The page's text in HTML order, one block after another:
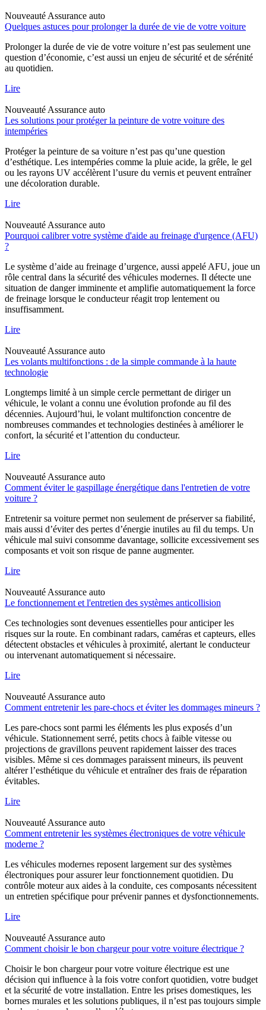
Nouveauté Assurance auto
Quelques astuces pour prolonger la durée de vie de votre voiture
Prolonger la durée de vie de votre voiture n’est pas seulement une
question d’économie, c’est aussi un enjeu de sécurité et de sérénité
au quotidien.
Lire
Nouveauté Assurance auto
Les solutions pour protéger la peinture de votre voiture des
intempéries
Protéger la peinture de sa voiture n’est pas qu’une question
d’esthétique. Les intempéries comme la pluie acide, la grêle, le gel
ou les rayons UV accélèrent l’usure du vernis et peuvent entraîner
une décoloration durable.
Lire
Nouveauté Assurance auto
Pourquoi calibrer votre système d'aide au freinage d'urgence (AFU)
?
Le système d’aide au freinage d’urgence, aussi appelé AFU, joue un
rôle central dans la sécurité des véhicules modernes. Il détecte une
situation de danger imminente et amplifie automatiquement la force
de freinage lorsque le conducteur réagit trop lentement ou
insuffisamment.
Lire
Nouveauté Assurance auto
Les volants multifonctions : de la simple commande à la haute
technologie
Longtemps limité à un simple cercle permettant de diriger un
véhicule, le volant a connu une évolution profonde au fil des
décennies. Aujourd’hui, le volant multifonction concentre de
nombreuses commandes et technologies destinées à améliorer le
confort, la sécurité et l’attention du conducteur.
Lire
Nouveauté Assurance auto
Comment éviter le gaspillage énergétique dans l'entretien de votre
voiture ?
Entretenir sa voiture permet non seulement de préserver sa fiabilité,
mais aussi d’éviter des pertes d’énergie inutiles au fil du temps. Un
véhicule mal suivi consomme davantage, sollicite excessivement ses
composants et voit son risque de panne augmenter.
Lire
Nouveauté Assurance auto
Le fonctionnement et l'entretien des systèmes anticollision
Ces technologies sont devenues essentielles pour anticiper les
risques sur la route. En combinant radars, caméras et capteurs, elles
détectent obstacles et véhicules à proximité, alertant le conducteur
ou intervenant automatiquement si nécessaire.
Lire
Nouveauté Assurance auto
Comment entretenir les pare-chocs et éviter les dommages mineurs ?
Les pare-chocs sont parmi les éléments les plus exposés d’un
véhicule. Stationnement serré, petits chocs à faible vitesse ou
projections de gravillons peuvent rapidement laisser des traces
visibles. Même si ces dommages paraissent mineurs, ils peuvent
altérer l’esthétique du véhicule et entraîner des frais de réparation
évitables.
Lire
Nouveauté Assurance auto
Comment entretenir les systèmes électroniques de votre véhicule
moderne ?
Les véhicules modernes reposent largement sur des systèmes
électroniques pour assurer leur fonctionnement quotidien. Du
contrôle moteur aux aides à la conduite, ces composants nécessitent
un entretien spécifique pour prévenir pannes et dysfonctionnements.
Lire
Nouveauté Assurance auto
Comment choisir le bon chargeur pour votre voiture électrique ?
Choisir le bon chargeur pour votre voiture électrique est une
décision qui influence à la fois votre confort quotidien, votre budget
et la sécurité de votre installation. Entre les prises domestiques, les
bornes murales et les solutions publiques, il n’est pas toujours simple